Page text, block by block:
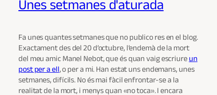
Unes setmanes d'aturada
Fa unes quantes setmanes que no publico res en el blog.
Exactament des del 20 d’octubre, l’endemà de la mort
del meu amic Manel Nebot, que és quan vaig escriure un
post per a ell, o per a mi. Han estat uns endemans, unes
setmanes, difícils. No és mai fàcil enfrontar-se a la
realitat de la mort, i menys quan «no toca». I encara